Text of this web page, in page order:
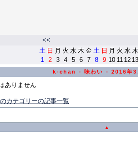
<<
土 日 月 火 水 木 金 土 日 月 火 水 木
1
2 3 4 5 6 7 8 9 10 11 12 13
k-chan - 味わい - 2016年3
ありません
カテゴリーの記事一覧
▲